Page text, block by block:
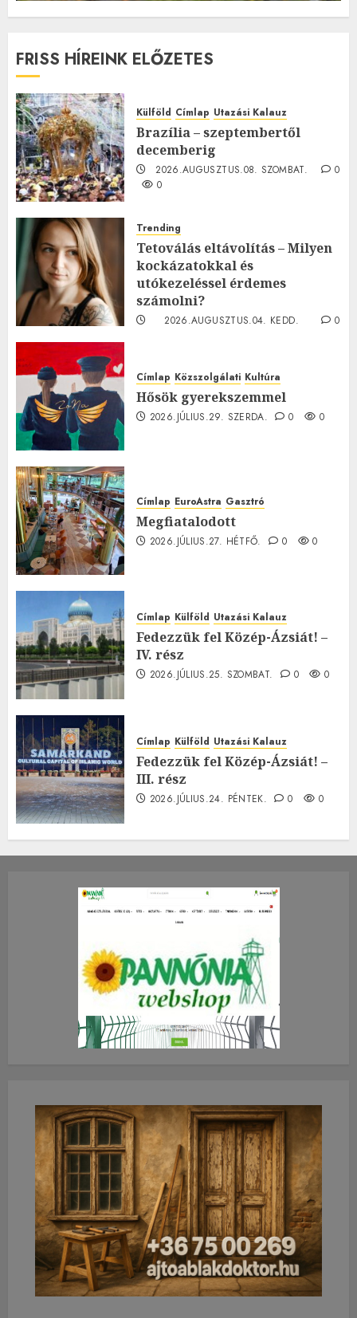
FRISS HÍREINK ELŐZETES
Külföld Címlap Utazási Kalauz
Brazília – szeptembertől
decemberig
2026.AUGUSZTUS.08. SZOMBAT.
0
0
Trending
Tetoválás eltávolítás – Milyen
kockázatokkal és
utókezeléssel érdemes
számolni?
2026.AUGUSZTUS.04. KEDD.
0
Címlap Közszolgálati Kultúra
Hősök gyerekszemmel
2026.JÚLIUS.29. SZERDA. 0 0
Címlap EuroAstra Gasztró
Megfiatalodott
2026.JÚLIUS.27. HÉTFŐ. 0 0
Címlap Külföld Utazási Kalauz
Fedezzük fel Közép-Ázsiát! –
IV. rész
2026.JÚLIUS.25. SZOMBAT. 0 0
Címlap Külföld Utazási Kalauz
Fedezzük fel Közép-Ázsiát! –
III. rész
2026.JÚLIUS.24. PÉNTEK. 0 0